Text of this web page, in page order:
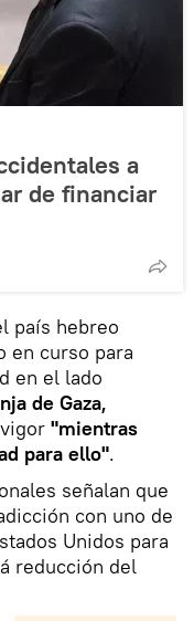
a
de financiar
país hebreo
en curso para
en el lado
de Gaza,
"mientras
para ello".
señalan que
con uno de
Unidos para
reducción del